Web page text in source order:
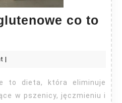
co to
w pszenicy, jęczmieniu i